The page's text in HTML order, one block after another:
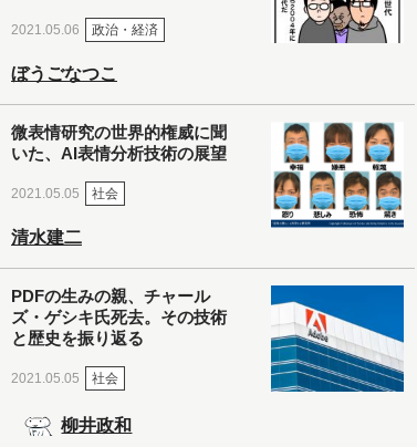
2021.05.06 政治・経済
ぼうごなつこ
微表情研究の世界的権威に聞
いた、AI表情分析技術の展望
2021.05.05 社会
清水建二
PDFの生みの親、チャール
ズ・ゲシキ氏死去。その技術
と歴史を振り返る
2021.05.05 社会
柳井政和